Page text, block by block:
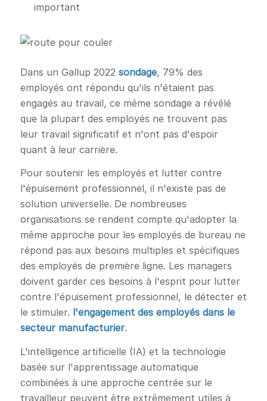
important
Dans un Gallup 2022 sondage, 79% des
employés ont répondu qu'ils n'étaient pas
engagés au travail, ce même sondage a révélé
que la plupart des employés ne trouvent pas
leur travail significatif et n'ont pas d'espoir
quant à leur carrière.
Pour soutenir les employés et lutter contre
l'épuisement professionnel, il n'existe pas de
solution universelle. De nombreuses
organisations se rendent compte qu'adopter la
même approche pour les employés de bureau ne
répond pas aux besoins multiples et spécifiques
des employés de première ligne. Les managers
doivent garder ces besoins à l'esprit pour lutter
contre l'épuisement professionnel, le détecter et
le stimuler. l'engagement des employés dans le
secteur manufacturier.
L'intelligence artificielle (IA) et la technologie
basée sur l'apprentissage automatique
combinées à une approche centrée sur le
travailleur peuvent être extrêmement utiles à